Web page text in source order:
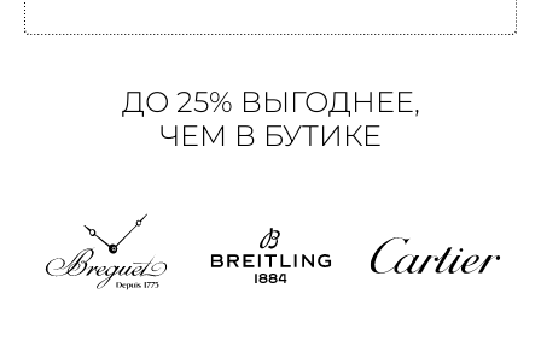
ДО 25% ВЫГОДНЕЕ,
ЧЕМ В БУТИКЕ